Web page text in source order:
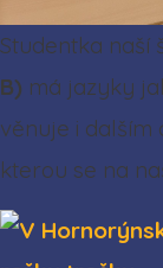
Studentka naší
B) má jazyky
věnuje i dalším
kterou se na